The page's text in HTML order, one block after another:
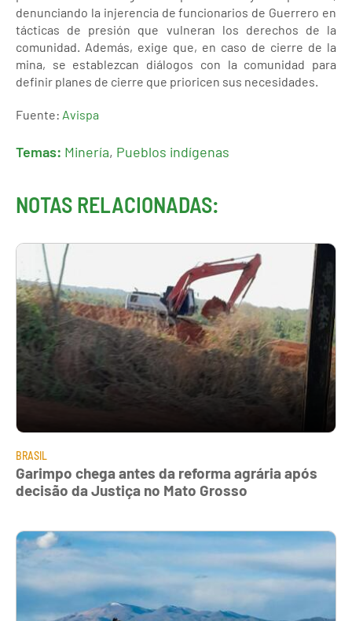
denunciando la injerencia de funcionarios de Guerrero en
tácticas de presión que vulneran los derechos de la
comunidad. Además, exige que, en caso de cierre de la
mina, se establezcan diálogos con la comunidad para
definir planes de cierre que prioricen sus necesidades.
Fuente: Avispa
Temas: Minería, Pueblos indígenas
NOTAS RELACIONADAS:
BRASIL
Garimpo chega antes da reforma agrária após
decisão da Justiça no Mato Grosso